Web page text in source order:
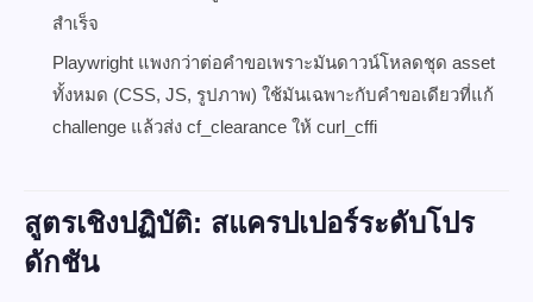
สำเร็จ
Playwright แพงกว่าต่อคำขอเพราะมันดาวน์โหลดชุด asset
ทั้งหมด (CSS, JS, รูปภาพ) ใช้มันเฉพาะกับคำขอเดียวที่แก้
challenge แล้วส่ง cf_clearance ให้ curl_cffi
สูตรเชิงปฏิบัติ: สแครปเปอร์ระดับโปร
ดักชัน